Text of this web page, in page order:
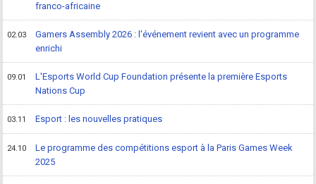
franco-africaine
02.03
Gamers Assembly 2026 : l'événement revient avec un programme
enrichi
09.01
L'Esports World Cup Foundation présente la première Esports
Nations Cup
03.11 Esport : les nouvelles pratiques
24.10
Le programme des compétitions esport à la Paris Games Week
2025